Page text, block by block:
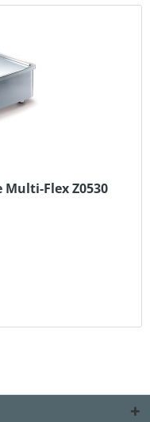
Flex Z0530